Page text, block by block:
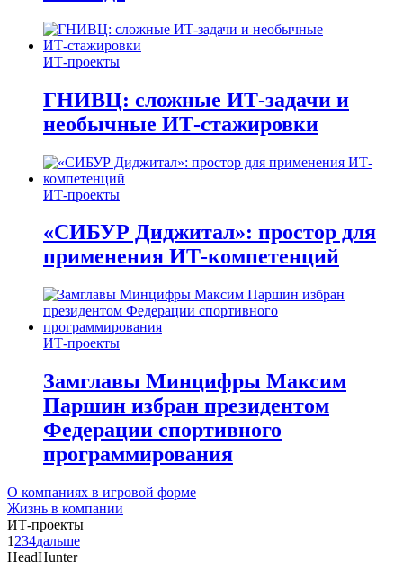
ИТ-проекты
ГНИВЦ: сложные ИТ‑задачи и
необычные ИТ‑стажировки
ИТ-проекты
«СИБУР Диджитал»: простор для
применения ИТ-компетенций
ИТ-проекты
Замглавы Минцифры Максим
Паршин избран президентом
Федерации спортивного
программирования
О компаниях в игровой форме
Жизнь в компании
ИТ-проекты
1 234дальше
HeadHunter